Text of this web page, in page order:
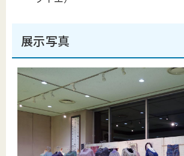
展示写真